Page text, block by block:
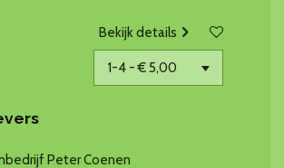
Bekijk details
Peter Coenen